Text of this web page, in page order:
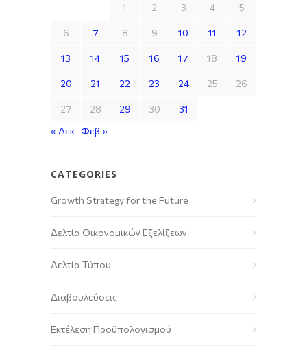
1 2 3 4 5
6 7 8 9 10 11 12
13 14 15 16 17 18 19
20 21 22 23 24 25 26
27 28 29 30
31
« Δεκ Φεβ »
CATEGORIES
Growth Strategy for the Future
Δελτία Οικονομικών Εξελίξεων
Δελτία Τύπου
Διαβουλεύσεις
Εκτέλεση Προϋπολογισμού